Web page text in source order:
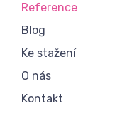
Reference
Blog
Ke stažení
O nás
Kontakt